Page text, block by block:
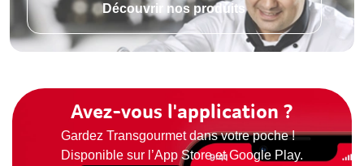
Découvrir nos produits
Avez-vous l'application ?
Gardez Transgourmet dans votre poche !
Disponible sur l’App Store et Google Play.